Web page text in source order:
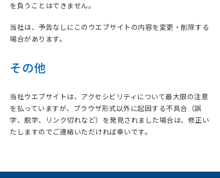
を負うことはできません。
当社は、予告なしにこのウエブサイトの内容を変更・削除する
場合があります。
その他
当社ウエブサイトは、アクセシビリティについて最大限の注意
を払っていますが、ブラウザ形式以外に起因する不具合（誤
字、脱字、リンク切れなど）を発見されました場合は、修正い
たしますのでご連絡いただければ幸いです。